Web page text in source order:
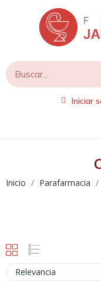
Iniciar
Inicio Parafarmacia
Relevancia